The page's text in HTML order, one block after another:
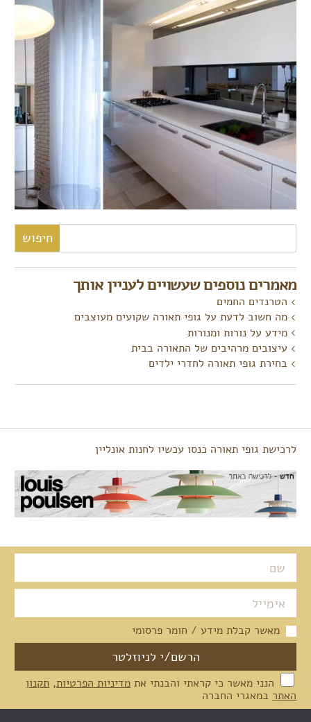
מאמרים נוספים שעשויים לעניין אותך
הטרנדים החמים
מה חשוב לדעת על גופי תאורה שקועים מעוצבים
מידע על נורות ומנורות
עיצובים מרהיבים של התאורה בבית
בחירת גופי תאורה לחדרי ילדים
לרכישת גופי תאורה כנסו עכשיו לחנות אונליין
מאשר קבלת מידע / חומר פרסומי
הנני מאשר כי קראתי והבנתי את מדיניות הפרטיות, תקנון
האתר במאגרי החברה